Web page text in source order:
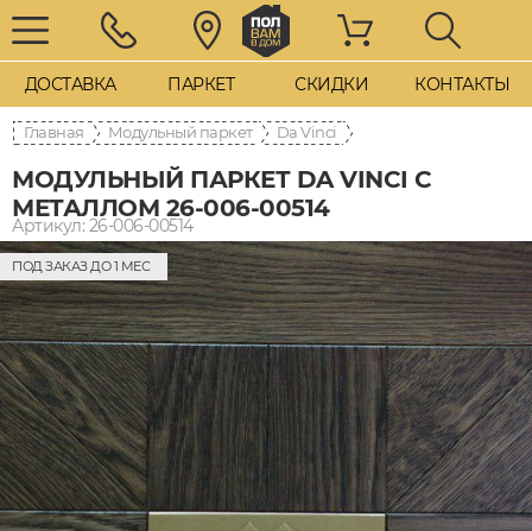
ДОСТАВКА ПАРКЕТ СКИДКИ КОНТАКТЫ
Главная Модульный паркет Da Vinci
МОДУЛЬНЫЙ ПАРКЕТ DA VINCI С
МЕТАЛЛОМ 26-006-00514
Артикул: 26-006-00514
ПОД ЗАКАЗ ДО 1 МЕС